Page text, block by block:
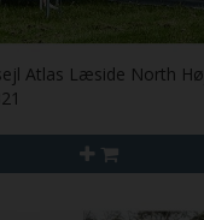
Atlas Læside North